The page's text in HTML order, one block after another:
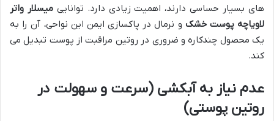
های بسیار حساسی دارند، اهمیت زیادی دارد. تواناییمیسلار واتر
لاویاچه پوست خشک و نرمال در پاکسازی ایمن این نواحی، آن را به
یک محصول چندکاره و ضروری در روتین مراقبت از پوست تبدیل می
کند.
عدم نیاز به آبکشی (سرعت و سهولت در
روتین پوستی)